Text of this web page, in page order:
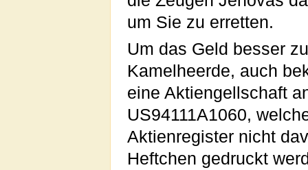
um Sie zu erretten.
Um das Geld besser
Kamelheerde, auch
eine Aktiengellschaft
US94111A1060,
Aktienregister nicht
Heftchen gedruckt